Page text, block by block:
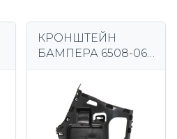
КРОНШТЕЙН
БАМПЕРА 6508-06-